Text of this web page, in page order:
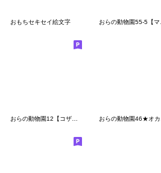
おもちセキセイ絵文字
おらの動物園12【コザクラインコ2】